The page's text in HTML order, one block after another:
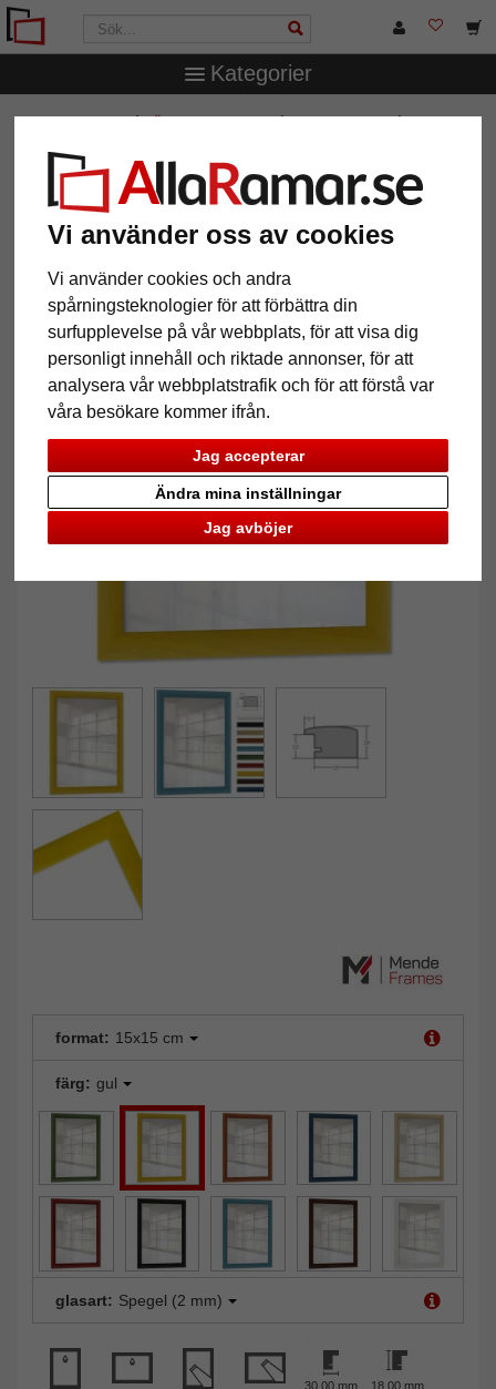
Vi använder oss av cookies
Vi använder cookies och andra
spårningsteknologier för att förbättra din
surfupplevelse på vår webbplats, för att visa dig
personligt innehåll och riktade annonser, för att
analysera vår webbplatstrafik och för att förstå var
våra besökare kommer ifrån.
Jag accepterar
Jag avböjer
Ändra mina inställningar
Kategorier
Väggspegel Galet
format: 15x15 cm
färg: gul
glasart: Spegel (2 mm)
30,00 mm 18,00 mm